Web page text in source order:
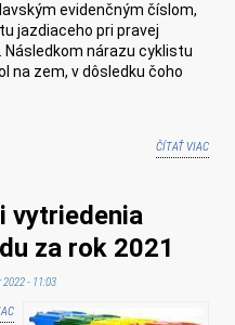
evidenčným číslom,
jazdiaceho pri pravej
Následkom nárazu cyklistu
na zem, v dôsledku čoho
ČÍTAŤ VIACO
vytriedenia
za rok 2021
- 11:03
O OZNÁMENIE O ÚROVNI VYTRIEDENIA